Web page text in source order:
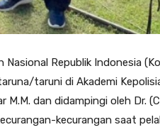
Nasional Republik Indonesia
taruni di Akademi
dan didampingi oleh Dr.
kecurangan saat